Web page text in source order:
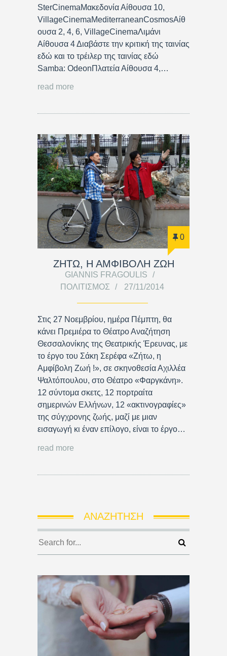
SterCinemaΜακεδονία Αίθουσα 10,
VillageCinemaMediterraneanCosmosΑίθ
ουσα 2, 4, 6, VillageCinemaΛιμάνι
Αίθουσα 4 Διαβάστε την κριτική της ταινίας
εδώ και το τρέιλερ της ταινίας εδώ
Samba: OdeonΠλατεία Αίθουσα 4,…
read more
0
ΖΗΤΩ, Η ΑΜΦΙΒΟΛΗ ΖΩΗ
GIANNIS FRAGOULIS
ΠΟΛΙΤΙΣΜΌΣ
27/11/2014
Στις 27 Νοεμβρίου, ημέρα Πέμπτη, θα
κάνει Πρεμιέρα το Θέατρο Αναζήτηση
Θεσσαλονίκης της Θεατρικής Έρευνας, με
το έργο του Σάκη Σερέφα «Ζήτω, η
Αμφίβολη Ζωή !», σε σκηνοθεσία Αχιλλέα
Ψαλτόπουλου, στο Θέατρο «Φαργκάνη».
12 σύντομα σκετς, 12 πορτραίτα
σημερινών Ελλήνων, 12 «ακτινογραφίες»
της σύγχρονης ζωής, μαζί με μιαν
εισαγωγή κι έναν επίλογο, είναι το έργο…
read more
ΑΝΑΖΉΤΗΣΗ